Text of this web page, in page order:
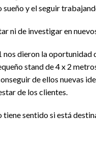
y el seguir
ni de investigar en
nos dieron la
stand de 4 x 2
de ellos nuevas
de los clientes.
sentido si está